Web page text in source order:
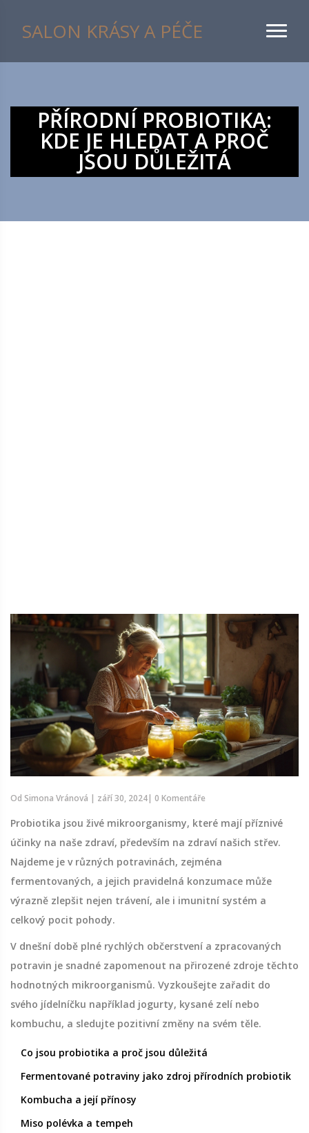
SALON KRÁSY A PÉČE
PŘÍRODNÍ PROBIOTIKA:
KDE JE HLEDAT A PROČ
JSOU DŮLEŽITÁ
Od Simona Vránová | září 30, 2024| 0 Komentáře
Probiotika jsou živé mikroorganismy, které mají příznivé
účinky na naše zdraví, především na zdraví našich střev.
Najdeme je v různých potravinách, zejména
fermentovaných, a jejich pravidelná konzumace může
výrazně zlepšit nejen trávení, ale i imunitní systém a
celkový pocit pohody.
V dnešní době plné rychlých občerstvení a zpracovaných
potravin je snadné zapomenout na přirozené zdroje těchto
hodnotných mikroorganismů. Vyzkoušejte zařadit do
svého jídelníčku například jogurty, kysané zelí nebo
kombuchu, a sledujte pozitivní změny na svém těle.
Co jsou probiotika a proč jsou důležitá
Fermentované potraviny jako zdroj přírodních probiotik
Kombucha a její přínosy
Miso polévka a tempeh